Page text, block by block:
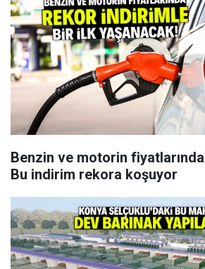
Benzin ve motorin
Bu indirim rekora koşuyor